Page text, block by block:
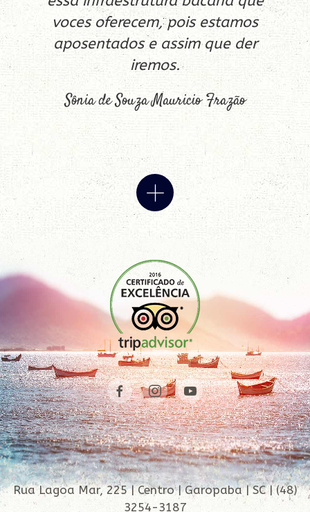
voces oferecem, pois estamos
aposentados e assim que der
iremos.
Sônia de Souza Mauricio Frazão
Rua Lagoa Mar, 225 | Centro | Garopaba | SC | (48)
3254-3187